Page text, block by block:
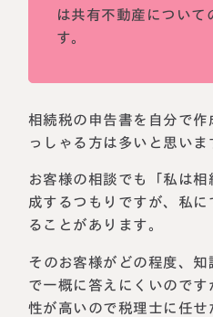
は共有不動産について
す。
相続税の申告書を自分で
っしゃる方は多いと思いま
お客様の相談でも「私は
成するつもりですが、私
ることがあります。
そのお客様がどの程度、
で一概に答えにくいのです
性が高いので税理士に任